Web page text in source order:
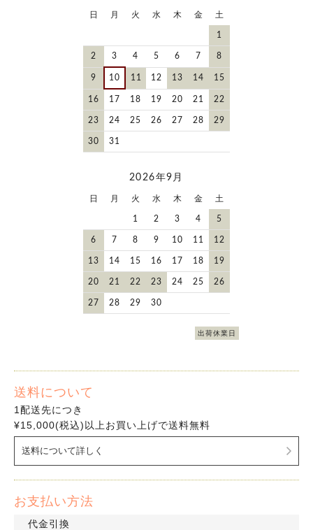
日 月 火 水 木 金 土
1
2 3 4 5 6 7 8
9 10 11 12 13 14 15
16 17 18 19 20 21 22
23 24 25 26 27 28 29
30 31
2026年9月
日 月 火 水 木 金 土
1 2 3 4 5
6 7 8 9 10 11 12
13 14 15 16 17 18 19
20 21 22 23 24 25 26
27 28 29 30
出荷休業日
送料について
1配送先につき
¥15,000(税込)以上お買い上げで送料無料
送料について詳しく
お支払い方法
代金引換